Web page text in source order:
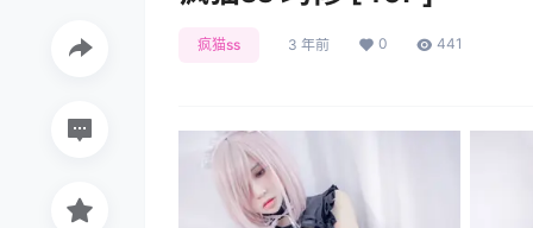
疯猫ss 3 年前 0 441